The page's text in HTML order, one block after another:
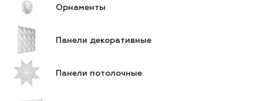
Орнаменты
Панели декоративные
Панели потолочные